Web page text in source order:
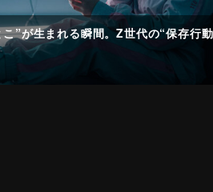
”が生まれる瞬間。Z世代の“保存行